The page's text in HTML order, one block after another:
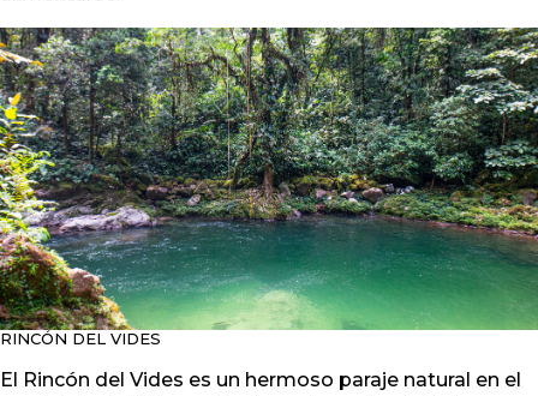
RINCÓN DEL VIDES
El Rincón del Vides es un hermoso paraje natural en el